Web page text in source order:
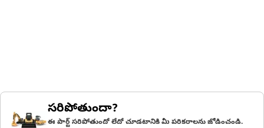
సరిపోతుందా?
ఈ పార్ట్ సరిపోతుందో లేదో చూడటానికి మీ పరికరాలను జోడించండి.